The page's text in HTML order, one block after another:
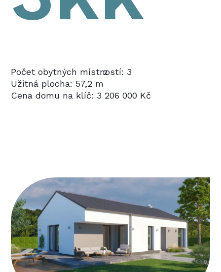
Počet obytných místností: 3
Užitná plocha: 57,2 m
2
Cena domu na klíč: 3 206 000 Kč